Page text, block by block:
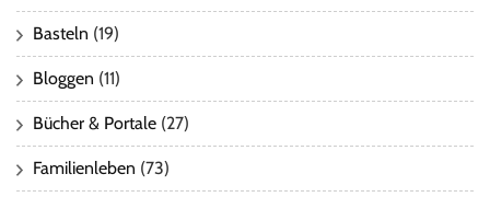
Basteln (19)
Bloggen (11)
Bücher & Portale (27)
Familienleben (73)